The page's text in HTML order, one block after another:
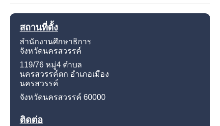
สถานที่ตั้ง
สำนักงานศึกษาธิการ
จังหวัดนครสวรรค์
119/76 หมู่4 ตำบล
นครสวรรค์ตก อำเภอเมือง
นครสวรรค์
จังหวัดนครสวรรค์ 60000
ติดต่อ